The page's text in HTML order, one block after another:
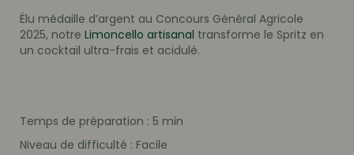
Élu médaille d’argent au Concours Général Agricole
2025, notre Limoncello artisanal transforme le Spritz en
un cocktail ultra-frais et acidulé.
Temps de préparation : 5 min
Niveau de difficulté : Facile